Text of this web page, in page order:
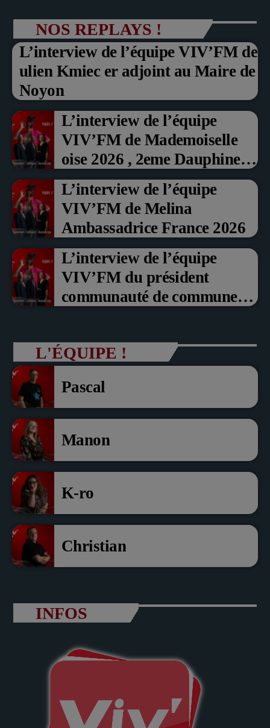
NOS REPLAYS !
L’interview de l’équipe VIV’FM de
ulien Kmiec er adjoint au Maire de
Noyon
L’interview de l’équipe
VIV’FM de Mademoiselle
oise 2026 , 2eme Dauphine et
Prix du Public , Marche aux
fruits rouge Noyon 2026
L’interview de l’équipe
VIV’FM de Melina
Ambassadrice France 2026
L’interview de l’équipe
VIV’FM du président
communauté de communes
président com de com
L'ÉQUIPE !
Pascal
Manon
K-ro
Christian
INFOS